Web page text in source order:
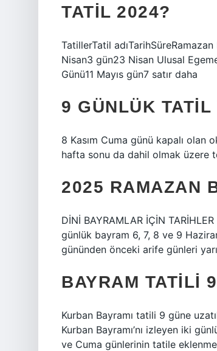
TATIL 2024?
TatillerTatil
Nisan3 gün23 Nisan Ulusal
Günü11 Mayıs gün7 satır daha
9 GÜNLÜK TATIL
8 Kasım Cuma günü kapalı olan
hafta sonu da dahil olmak üzere
2025 RAMAZAN
DİNİ BAYRAMLAR İÇİN
günlük bayram 6, 7, 8 ve 9
gününden önceki arife günleri
BAYRAM TATILI
Kurban Bayramı tatili 9 güne
Kurban Bayramı’nı izleyen iki
ve Cuma günlerinin tatile